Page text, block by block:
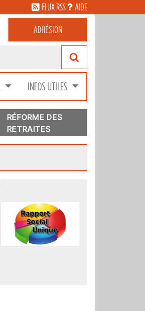
FLUX RSS AIDE
ADHÉSION
INFOS UTILES
RÉFORME DES
RETRAITES